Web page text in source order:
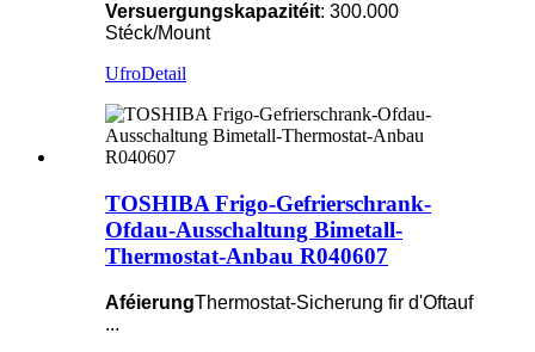
Versuergungskapazitéit: 300.000
Stéck/Mount
UfroDetail
TOSHIBA Frigo-Gefrierschrank-
Ofdau-Ausschaltung Bimetall-
Thermostat-Anbau R040607
AféierungThermostat-Sicherung fir d'Oftauf
...